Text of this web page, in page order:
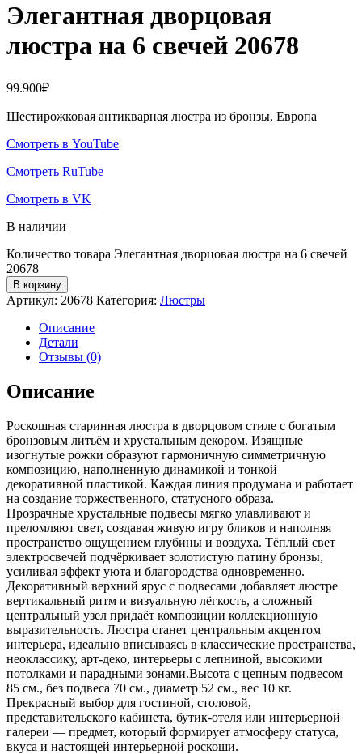
Элегантная дворцовая
люстра на 6 свечей 20678
99.900₽
Шестирожковая антикварная люстра из бронзы, Европа
Смотреть в YouTube
Смотреть RuTube
Смотреть в VK
В наличии
Количество товара Элегантная дворцовая люстра на 6 свечей
20678
В корзину
Артикул: 20678 Категория: Люстры
Описание
Детали
Отзывы (0)
Описание
Роскошная старинная люстра в дворцовом стиле с богатым
бронзовым литьём и хрустальным декором. Изящные
изогнутые рожки образуют гармоничную симметричную
композицию, наполненную динамикой и тонкой
декоративной пластикой. Каждая линия продумана и работает
на создание торжественного, статусного образа.
Прозрачные хрустальные подвесы мягко улавливают и
преломляют свет, создавая живую игру бликов и наполняя
пространство ощущением глубины и воздуха. Тёплый свет
электросвечей подчёркивает золотистую патину бронзы,
усиливая эффект уюта и благородства одновременно.
Декоративный верхний ярус с подвесами добавляет люстре
вертикальный ритм и визуальную лёгкость, а сложный
центральный узел придаёт композиции коллекционную
выразительность. Люстра станет центральным акцентом
интерьера, идеально вписываясь в классические пространства,
неоклассику, арт-деко, интерьеры с лепниной, высокими
потолками и парадными зонами.Высота с цепным подвесом
85 см., без подвеса 70 см., диаметр 52 см., вес 10 кг.
Прекрасный выбор для гостиной, столовой,
представительского кабинета, бутик-отеля или интерьерной
галереи — предмет, который формирует атмосферу статуса,
вкуса и настоящей интерьерной роскоши.